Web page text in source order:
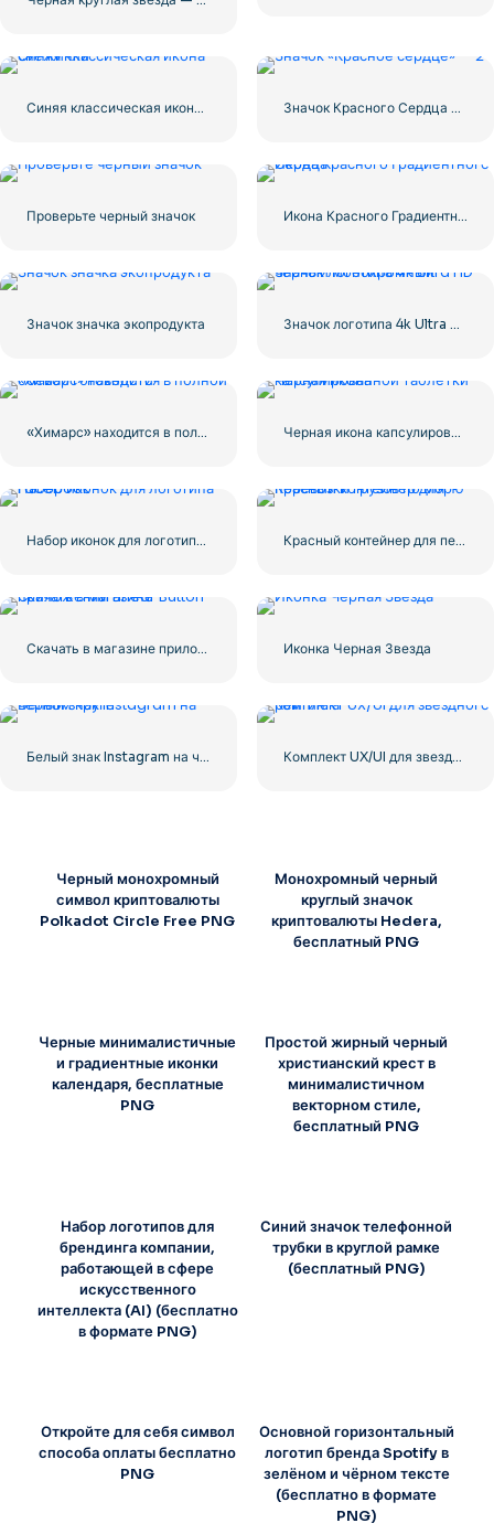
Проверьте черный значок
Значок значка экопродукта
Красный контейнер для перевозки грузов по морю
Иконка Черная Звезда
Черный монохромный
символ криптовалюты
Polkadot Circle Free PNG
Монохромный черный
круглый значок
криптовалюты Hedera,
бесплатный PNG
Черные минималистичные
и градиентные иконки
календаря, бесплатные
PNG
Простой жирный черный
христианский крест в
минималистичном
векторном стиле,
бесплатный PNG
Набор логотипов для
брендинга компании,
работающей в сфере
искусственного
интеллекта (AI) (бесплатно
в формате PNG)
Синий значок телефонной
трубки в круглой рамке
(бесплатный PNG)
Откройте для себя символ
способа оплаты бесплатно
PNG
Основной горизонтальный
логотип бренда Spotify в
зелёном и чёрном тексте
(бесплатно в формате
PNG)